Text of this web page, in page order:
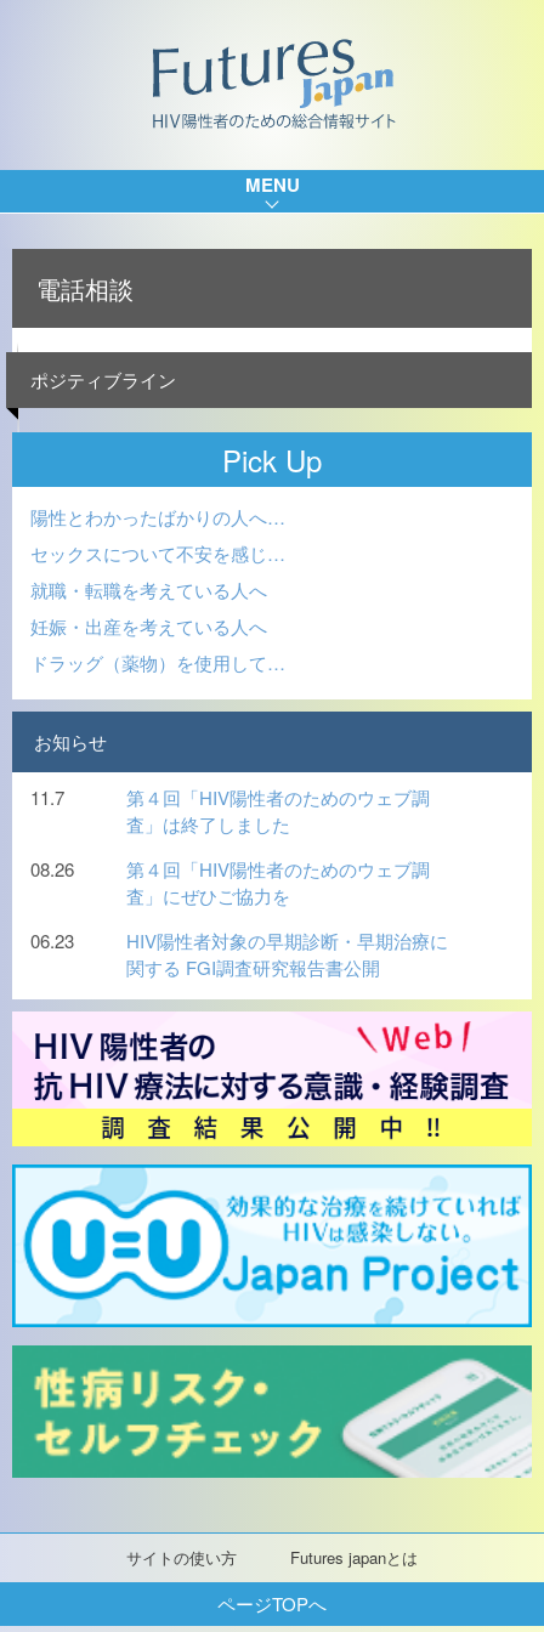
サイトの使い方 Futures japanとは
MENU
電話相談
ポジティブライン
Pick Up
陽性とわかったばかりの人へ…
セックスについて不安を感じ…
就職・転職を考えている人へ
妊娠・出産を考えている人へ
ドラッグ（薬物）を使用して…
お知らせ
11.7
第４回「HIV陽性者のためのウェブ調
査」は終了しました
08.26
第４回「HIV陽性者のためのウェブ調
査」にぜひご協力を
06.23
HIV陽性者対象の早期診断・早期治療に
関する FGI調査研究報告書公開
ページTOPへ